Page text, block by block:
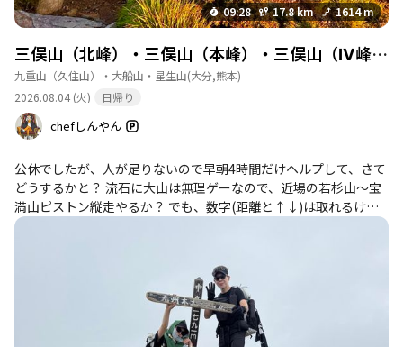
現況：ちょろちょろ湧いていることがある。土砂
崩れで水汲み場が埋まってしまった雰囲気があ
る。水たまり程度の深さで、水が流れていること
もある。以前は岩肌から水が流れ出ていたが、土
砂に覆われている。水が染み出している。水が凍
っていることがある。 アクセス：登山道沿い。神
明水分岐の近く。 補足情報：硫黄成分が含まれ
いう情報がある。土手を少し掘ると冷たい水が出
てくることがある。浄水器の使用が推奨されてい
る。水は冷たい。夏場に水が切れた際にお世話に
このポイントを通過するコース
牧ノ戸峠-沓掛山-星生山-久住山-中岳-稲星山-稲
星越-白 周回コース
09:28
17.8 km 1614 m
三俣山（北峰）・三俣山（本峰）・三俣山（Ⅳ峰）・三俣山（南峰）・白口岳・中岳・天狗ヶ城・沓掛山
九重山（久住山）・大船山・星生山(大分,熊本)
2026.08.04 (火)
日帰り
chefしんやん
公休でしたが、人が足りないので早朝4時間だけヘルプして、さて
どうするかと？ 流石に大山は無理ゲーなので、近場の若杉山～宝
満山ピストン縦走やるか？ でも、数字(距離と↑↓)は取れるけ
ど、撮れ高ないんよな💦 久々に、天狗ヶ城から、青い御池を見た
て、止めようかと思ったけど、朝マック🍔に間に合うからと、自
分を鼓舞して出発🚗³₃ ソーセージエッグマフィンとカフェ・ラテ
(アイス)で、高速も御機嫌さ🚗³₃ とりま、11時半にはスタート出